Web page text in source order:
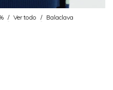
/ Ver todo / Balaclava